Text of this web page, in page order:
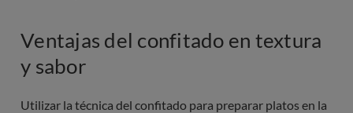
Ventajas del confitado en textura
y sabor
Utilizar la técnica del confitado para preparar platos en la